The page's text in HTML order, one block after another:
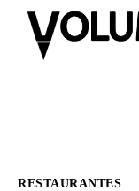
RESTAURANTES